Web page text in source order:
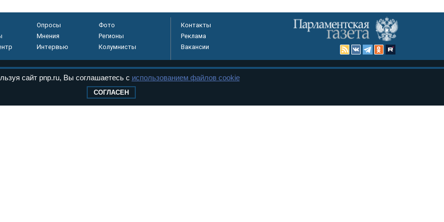
Опросы
Фото
Мнения
Регионы
Интервью Колумнисты
Контакты
Реклама
Вакансии
сайт pnp.ru, Вы соглашаетесь с использованием файлов cookie
СОГЛАСЕН